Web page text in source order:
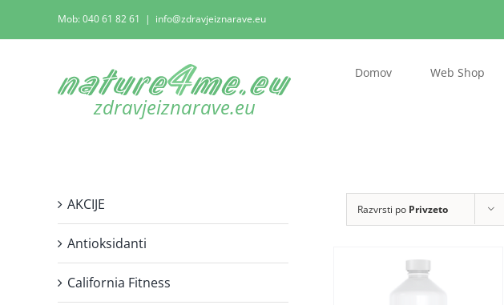
Mob: 040 61 82 61 | info@zdravjeiznarave.eu
Domov Web Shop
Razvrsti po Privzeto
AKCIJE
Antioksidanti
California Fitness